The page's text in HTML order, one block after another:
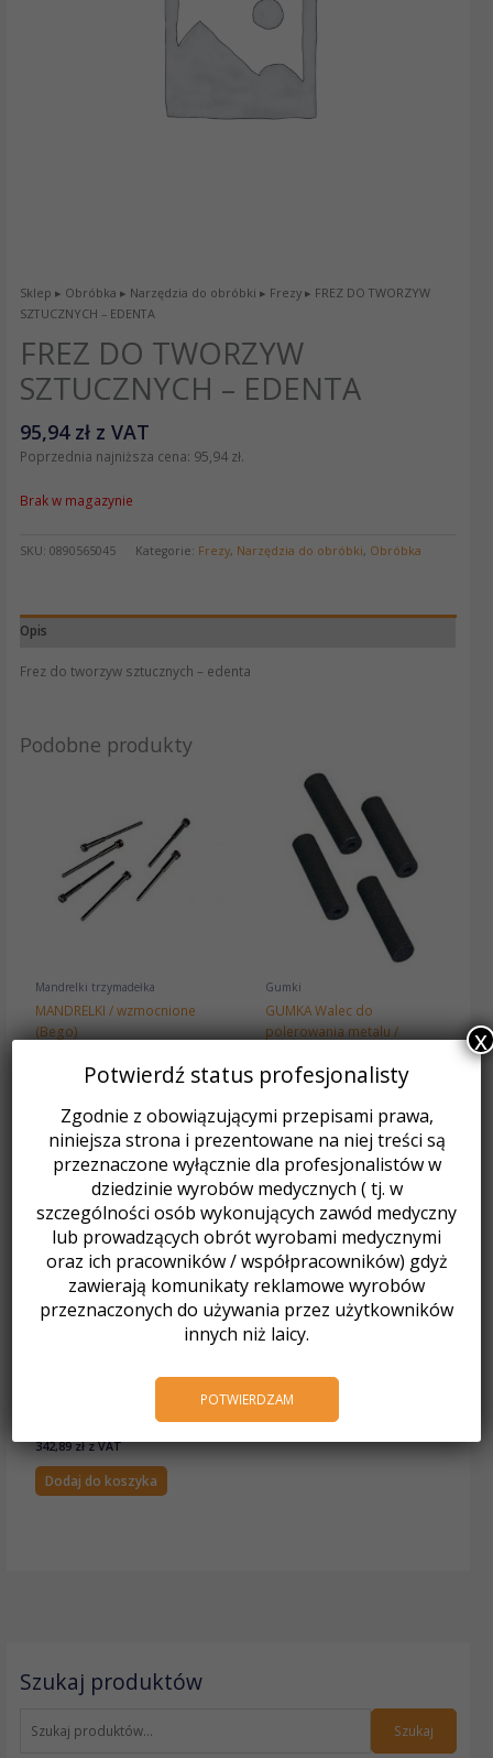
Szukaj produktów
z
Szukaj
Sklep ▸ Obróbka ▸ Narzędzia do obróbki ▸ Frezy ▸ FREZ DO TWORZYW
SZTUCZNYCH – EDENTA
FREZ DO TWORZYW
SZTUCZNYCH – EDENTA
95,94 zł z VAT
Poprzednia najniższa cena: 95,94 zł.
Brak w magazynie
SKU:0890565045 Kategorie: Frezy, Narzędzia do obróbki, Obróbka
Opis
Frez do tworzyw sztucznych – edenta
Podobne produkty
Mandrelki trzymadełka
MANDRELKI / wzmocnione
(Bego)
Gumki
GUMKA Walec do
polerowania metalu /
Dodaj do koszyka
342,89złz VAT
Dodaj do koszyka
Potwierdź status profesjonalisty
Zgodnie z obowiązującymi przepisami prawa,
niniejsza strona i prezentowane na niej treści są
przeznaczone wyłącznie dla profesjonalistów w
dziedzinie wyrobów medycznych ( tj. w
szczególności osób wykonujących zawód medyczny
lub prowadzących obrót wyrobami medycznymi
oraz ich pracowników / współpracowników) gdyż
zawierają komunikaty reklamowe wyrobów
przeznaczonych do używania przez użytkowników
innych niż laicy.
POTWIERDZAM
x